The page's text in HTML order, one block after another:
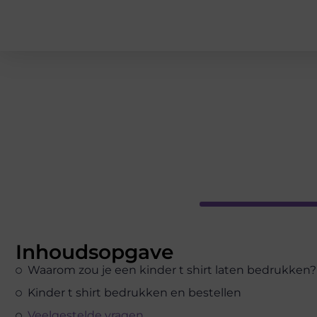
Inhoudsopgave
Waarom zou je een kinder t shirt laten bedrukken?
Kinder t shirt bedrukken en bestellen